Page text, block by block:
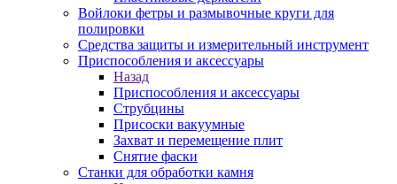
Войлоки фетры и размывочные круги для
полировки
Средства защиты и измерительный инструмент
Приспособления и аксессуары
Назад
Приспособления и аксессуары
Струбцины
Присоски вакуумные
Захват и перемещение плит
Снятие фаски
Станки для обработки камня